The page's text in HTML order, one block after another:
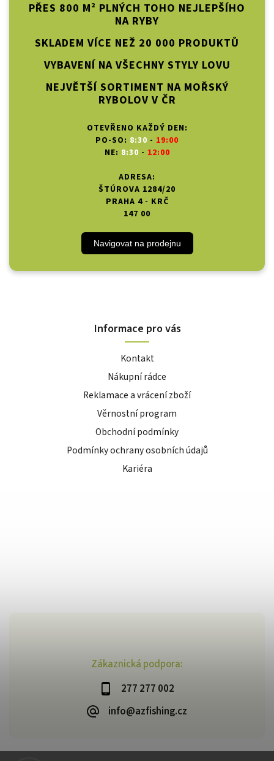
Zákaznická podpora:
277 277 002
info@azfishing.cz
PŘES 800 M² PLNÝCH TOHO NEJLEPŠÍHO
NA RYBY
SKLADEM VÍCE NEŽ 20 000 PRODUKTŮ
VYBAVENÍ NA VŠECHNY STYLY LOVU
NEJVĚTŠÍ SORTIMENT NA MOŘSKÝ
RYBOLOV V ČR
OTEVŘENO KAŽDÝ DEN:
PO-SO: 8:30 - 19:00
NE: 8:30 - 12:00
ADRESA:
ŠTÚROVA 1284/20
PRAHA 4 - KRČ
147 00
Navigovat na prodejnu
Informace pro vás
Kontakt
Nákupní rádce
Reklamace a vrácení zboží
Věrnostní program
Obchodní podmínky
Podmínky ochrany osobních údajů
Kariéra